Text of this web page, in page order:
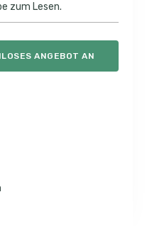
zum Lesen.
ANGEBOT AN